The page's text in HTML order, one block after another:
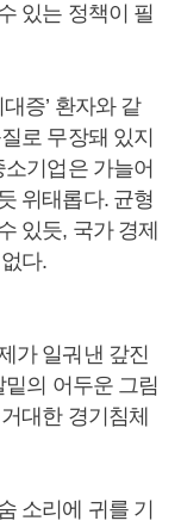
있는 정책이 필
증’ 환자와 같
로 무장돼 있지
기업은 가늘어
위태롭다. 균형
있듯, 국가 경제
다.
가 일궈낸 갚진
의 어두운 그림
대한 경기침체
소리에 귀를 기